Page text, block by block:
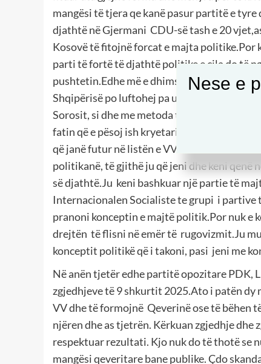
mangësi të tjera qe kanë pasur partitë e
djathtë në Gjermani CDU-së tash e 20
Kosovë të fitojnë forcat e majta politike.Por
parti të fortë të djathtë politike e cila do të
pushtetin.Edhe më e dhimshme është se
Shqipërisë po luftohej pa u ndalur. E këtë po
Sorosit, si dhe me metoda të egra
fatin që e pësoj ish kryetari i Venezuelës-
që janë futur në listën e VV dhe Albin Kurtit
politikanë, të gjithë ju që jeni dhe keni qenë
së djathtë.Ju keni bashkuar një partie të
Internacionalen Socialiste te grupi i partive
pranoni konceptin e majtë politik.Por nuk e
drejtën të flisni në emër të rugovizmit.Ju
konceptit politikë që i takoni, pasi jeni me
Në anën tjetër edhe partitë opozitare PDK,
zgjedhjeve të 9 shkurtit 2025.Ato i patën
VV dhe të formojnë Qeverinë ose të bëhen
njëren dhe as tjetrën. Kërkuan zgjedhje
respektuar rezultati. Kjo nuk do të thotë se
mangësi qeveritare bane publike. Çdo
Nese e